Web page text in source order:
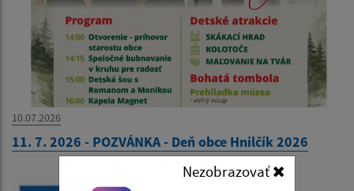
Nezobrazovať
10.07.2026
11. 7. 2026 - POZVÁNKA - Deň obce Hnilčík 2026